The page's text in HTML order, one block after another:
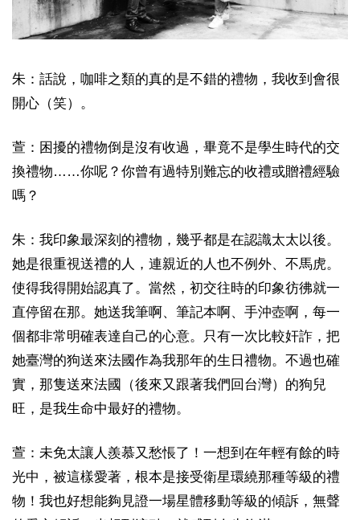
朱：話說，咖啡之類的真的是不錯的禮物，我收到會很
開心（笑）。
萱：困擾的禮物倒是沒有收過，畢竟不是學生時代的交
換禮物……你呢？你曾有過特別難忘的收禮或贈禮經驗
嗎？
朱：我印象最深刻的禮物，幾乎都是在認識太太以後。
她是很重視送禮的人，連親近的人也不例外、不馬虎。
使得我得開始認真了。當然，初交往時的印象彷彿就一
直停留在那。她送我筆啊、筆記本啊、手沖壺啊，每一
個都非常明確表達自己的心意。只有一次比較奸詐，把
她臺灣的狗送來法國作為我那年的生日禮物。不過也確
實，那隻送來法國（後來又跟著我們回台灣）的狗兒
旺，是我生命中最好的禮物。
萱：未免太讓人羨慕又愁悵了！一想到在年輕有餘的時
光中，被這樣愛著，根本是接受衛星環繞那種等級的禮
物！我也好想能夠見證一場星體移動等級的傾訴，無聲